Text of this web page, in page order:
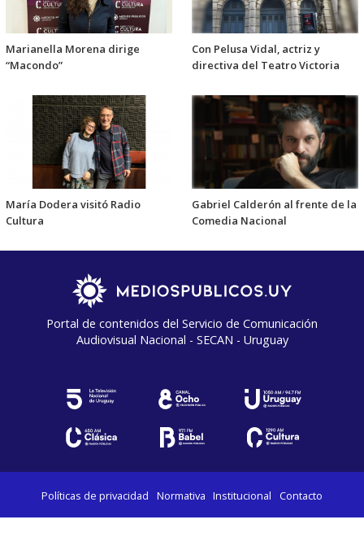
Marianella Morena dirige
“Macondo”
Con Pelusa Vidal, actriz y
directiva del Teatro Victoria
María Dodera visitó Radio
Cultura
Gabriel Calderón al frente de la
Comedia Nacional
Portal de contenidos del Servicio de Comunicación
Audiovisual Nacional - SECAN - Uruguay
Políticas de privacidad Normativa Institucional Contacto